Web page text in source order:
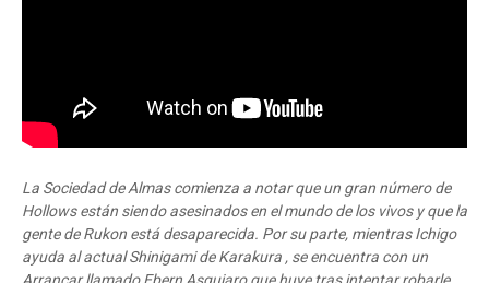
La Sociedad de Almas comienza a notar que un gran número de
Hollows están siendo asesinados en el mundo de los vivos y que la
gente de Rukon está desaparecida. Por su parte, mientras Ichigo
ayuda al actual Shinigami de Karakura , se encuentra con un